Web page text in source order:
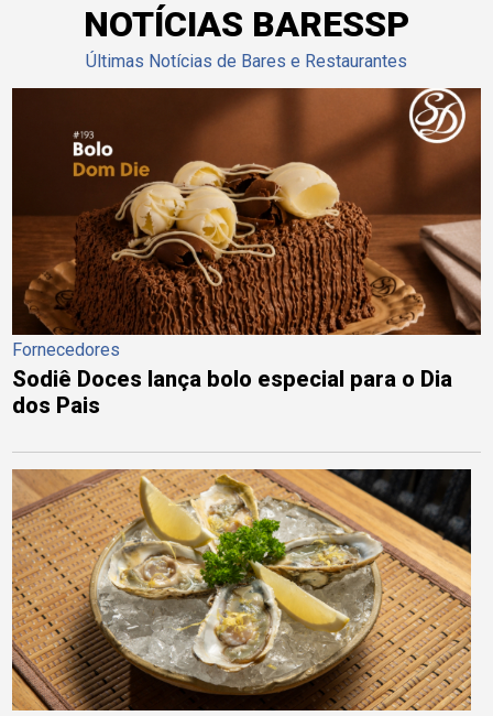
NOTÍCIAS BARESSP
Últimas Notícias de Bares e Restaurantes
Fornecedores
Sodiê Doces lança bolo especial para o Dia
dos Pais